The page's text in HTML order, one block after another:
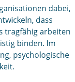
dabei,
dass
tragfähig arbeiten
binden. Im
psychologische